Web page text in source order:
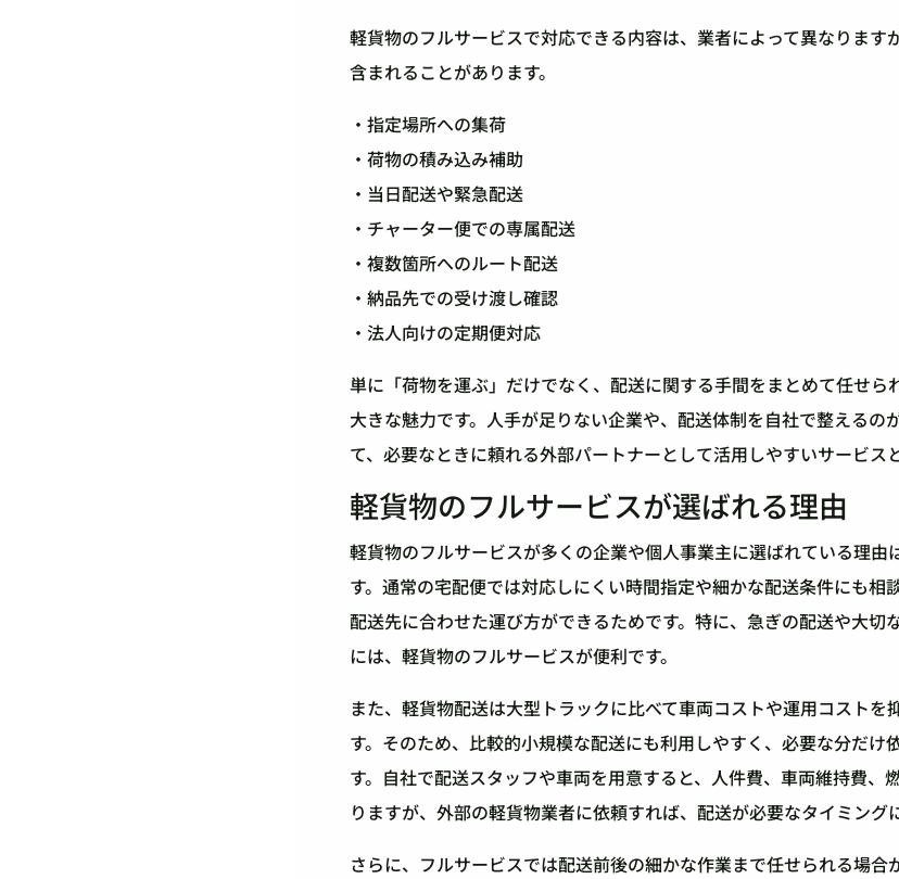
軽貨物のフルサービスで対応できる内容は、業者によって異なります
含まれることがあります。
・指定場所への集荷
・荷物の積み込み補助
・当日配送や緊急配送
・チャーター便での専属配送
・複数箇所へのルート配送
・納品先での受け渡し確認
・法人向けの定期便対応
単に「荷物を運ぶ」だけでなく、配送に関する手間をまとめて任せら
大きな魅力です。人手が足りない企業や、配送体制を自社で整えるの
て、必要なときに頼れる外部パートナーとして活用しやすいサービス
軽貨物のフルサービスが選ばれる理由
軽貨物のフルサービスが多くの企業や個人事業主に選ばれている理由
す。通常の宅配便では対応しにくい時間指定や細かな配送条件にも相
配送先に合わせた運び方ができるためです。特に、急ぎの配送や大切
には、軽貨物のフルサービスが便利です。
また、軽貨物配送は大型トラックに比べて車両コストや運用コストを
す。そのため、比較的小規模な配送にも利用しやすく、必要な分だけ
す。自社で配送スタッフや車両を用意すると、人件費、車両維持費、
りますが、外部の軽貨物業者に依頼すれば、配送が必要なタイミング
さらに、フルサービスでは配送前後の細かな作業まで任せられる場合